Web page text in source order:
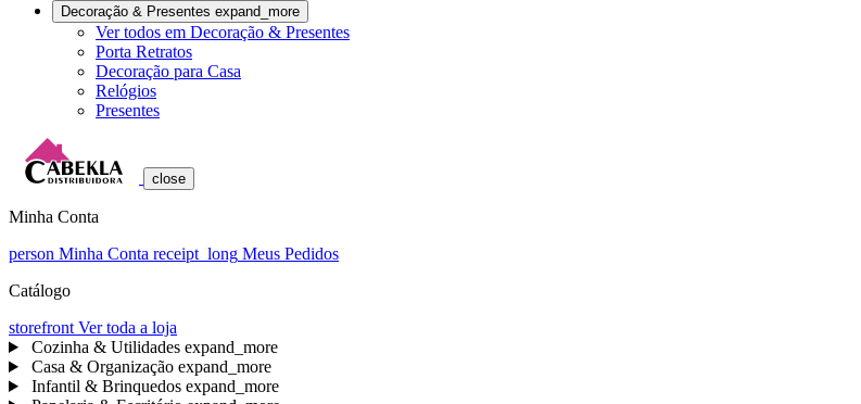
Decoração & Presentes expand_more
Ver todos em Decoração & Presentes
Porta Retratos
Decoração para Casa
Relógios
Presentes
close
Minha Conta
person Minha Conta receipt_long Meus Pedidos
Catálogo
storefront Ver toda a loja
Cozinha & Utilidades expand_more
Casa & Organização expand_more
Infantil & Brinquedos expand_more